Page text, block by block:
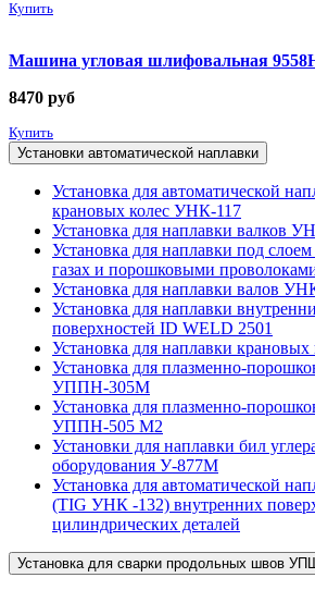
Купить
Машина угловая шлифовальная
8470 руб
Купить
Установки автоматической наплавки
Установка для автоматической
крановых колес УНК-117
Установка для наплавки валков
Установка для наплавки под
газах и порошковыми
Установка для наплавки валов
Установка для наплавки
поверхностей ID WELD 2501
Установка для наплавки
Установка для плазменно-
УППН-305М
Установка для плазменно-
УППН-505 М2
Установки для наплавки бил
оборудования У-877М
Установка для автоматической
(TIG УНК -132) внутренних
цилиндрических деталей
Установка для сварки продольных швов